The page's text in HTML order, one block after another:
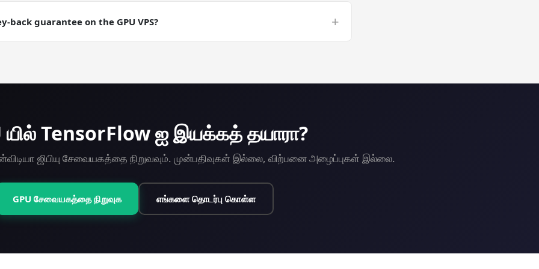
you want a checkpointable server state.
back guarantee on the GPU VPS? +
யில் TensorFlow ஐ இயக்கத் தயாரா?
ஜிபியு சேவையகத்தை நிறுவவும். முன்பதிவுகள் இல்லை, விற்பனை அழைப்புகள் இல்லை.
GPU சேவையகத்தை நிறுவுக எங்களை தொடர்பு கொள்ள